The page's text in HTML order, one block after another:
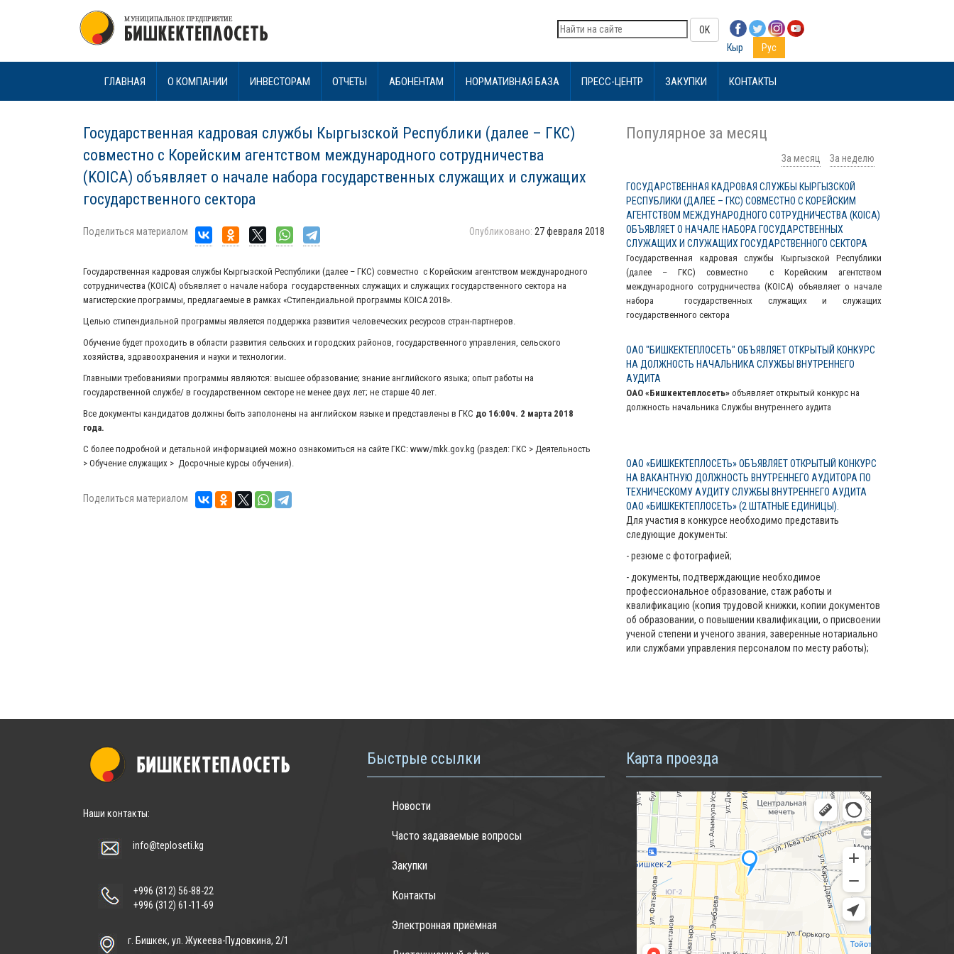
OK
Кыр
Рус
ГЛАВНАЯ О КОМПАНИИ ИНВЕСТОРАМ ОТЧЕТЫ АБОНЕНТАМ НОРМАТИВНАЯ БАЗА ПРЕСС-ЦЕНТР ЗАКУПКИ КОНТАКТЫ
Государственная кадровая службы Кыргызской Республики (далее – ГКС)
совместно с Корейским агентством международного сотрудничества
(KOICA) объявляет о начале набора государственных служащих и служащих
государственного сектора
Поделиться материалом Опубликовано: 27 февраля 2018
Государственная кадровая службы Кыргызской Республики (далее – ГКС) совместно с Корейским агентством международного
сотрудничества (KOICA) объявляет о начале набора государственных служащих и служащих государственного сектора на
магистерские программы, предлагаемые в рамках «Стипендиальной программы KOICA 2018».
Целью стипендиальной программы является поддержка развития человеческих ресурсов стран-партнеров.
Обучение будет проходить в области развития сельских и городских районов, государственного управления, сельского
хозяйства, здравоохранения и науки и технологии.
Главными требованиями программы являются: высшее образование; знание английского языка; опыт работы на
государственной службе/ в государственном секторе не менее двух лет; не старше 40 лет.
Все документы кандидатов должны быть заполонены на английском языке и представлены в ГКС до 16:00ч. 2 марта 2018
года.
С более подробной и детальной информацией можно ознакомиться на сайте ГКС: www/mkk.gov.kg (раздел: ГКС > Деятельность
> Обучение служащих > Досрочные курсы обучения).
Поделиться материалом
Популярное за месяц
За месяц За неделю
ГОСУДАРСТВЕННАЯ КАДРОВАЯ СЛУЖБЫ КЫРГЫЗСКОЙ
РЕСПУБЛИКИ (ДАЛЕЕ – ГКС) СОВМЕСТНО С КОРЕЙСКИМ
АГЕНТСТВОМ МЕЖДУНАРОДНОГО СОТРУДНИЧЕСТВА (KOICA)
ОБЪЯВЛЯЕТ О НАЧАЛЕ НАБОРА ГОСУДАРСТВЕННЫХ
СЛУЖАЩИХ И СЛУЖАЩИХ ГОСУДАРСТВЕННОГО СЕКТОРА
Государственная кадровая службы Кыргызской Республики
(далее – ГКС) совместно с Корейским агентством
международного сотрудничества (KOICA) объявляет о начале
набора государственных служащих и служащих
государственного сектора
ОАО "БИШКЕКТЕПЛОСЕТЬ" ОБЪЯВЛЯЕТ ОТКРЫТЫЙ КОНКУРС
НА ДОЛЖНОСТЬ НАЧАЛЬНИКА СЛУЖБЫ ВНУТРЕННЕГО
АУДИТА
ОАО «Бишкектеплосеть» объявляет открытый конкурс на
должность начальника Службы внутреннего аудита
ОАО «БИШКЕКТЕПЛОСЕТЬ» ОБЪЯВЛЯЕТ ОТКРЫТЫЙ КОНКУРС
НА ВАКАНТНУЮ ДОЛЖНОСТЬ ВНУТРЕННЕГО АУДИТОРА ПО
ТЕХНИЧЕСКОМУ АУДИТУ СЛУЖБЫ ВНУТРЕННЕГО АУДИТА
ОАО «БИШКЕКТЕПЛОСЕТЬ» (2 ШТАТНЫЕ ЕДИНИЦЫ).
Для участия в конкурсе необходимо представить
следующие документы:
- резюме с фотографией;
- документы, подтверждающие необходимое
профессиональное образование, стаж работы и
квалификацию (копия трудовой книжки, копии документов
об образовании, о повышении квалификации, о присвоении
ученой степени и ученого звания, заверенные нотариально
или службами управления персоналом по месту работы);
Наши контакты:
info@teploseti.kg
+996 (312) 56-88-22
+996 (312) 61-11-69
г. Бишкек, ул. Жукеева-Пудовкина, 2/1
Быстрые ссылки
Новости
Часто задаваемые вопросы
Закупки
Контакты
Электронная приёмная
Карта проезда